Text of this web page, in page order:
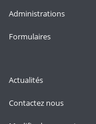
Administrations
Formulaires
Actualités
Contactez nous